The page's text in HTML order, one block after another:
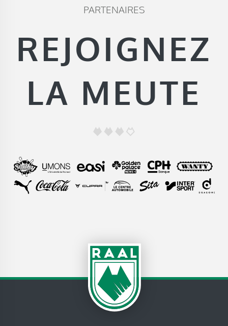
PARTENAIRES
REJOIGNEZ
LA MEUTE